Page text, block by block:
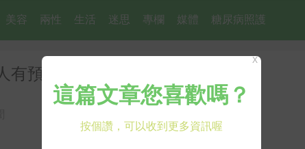
美容 兩性 生活 迷思 專欄 媒體 糖尿病照護
預約資格「只提供165萬劑」
X